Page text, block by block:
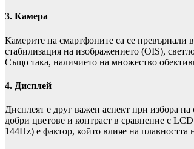
3. Камера
Камерите на смартфоните са се превърнали
стабилизация на изображението (OIS),
Също така, наличието на множество
4. Дисплей
Дисплеят е друг важен аспект при избора
добри цветове и контраст в сравнение с
144Hz) е фактор, който влияе на